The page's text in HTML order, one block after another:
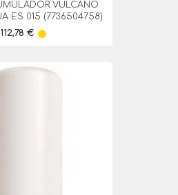
VULCANO
ES 015 (7736504758)
Preço
112,78 € lens